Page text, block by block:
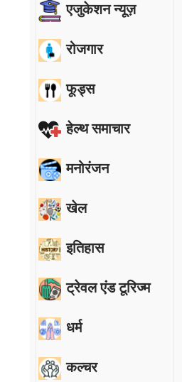
एजुकेशन न्यूज़
रोजगार
फूड्स
हेल्थ समाचार
मनोरंजन
खेल
इतिहास
ट्रेवल एंड टूरिज्म
धर्म
कल्चर